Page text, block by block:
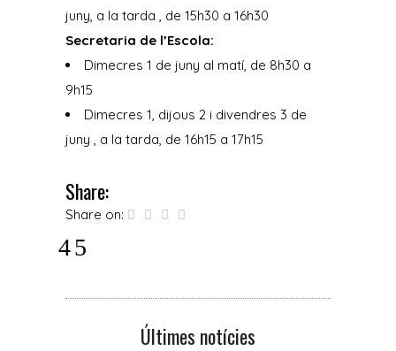
juny, a la tarda , de 15h30 a 16h30
Secretaria de l’Escola:
Dimecres 1 de juny al matí, de 8h30 a
9h15
Dimecres 1, dijous 2 i divendres 3 de
juny , a la tarda, de 16h15 a 17h15
Share:
Share on:
Últimes notícies